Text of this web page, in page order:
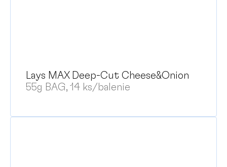
Lays MAX Deep-Cut Cheese&Onion
55g BAG, 14 ks/balenie